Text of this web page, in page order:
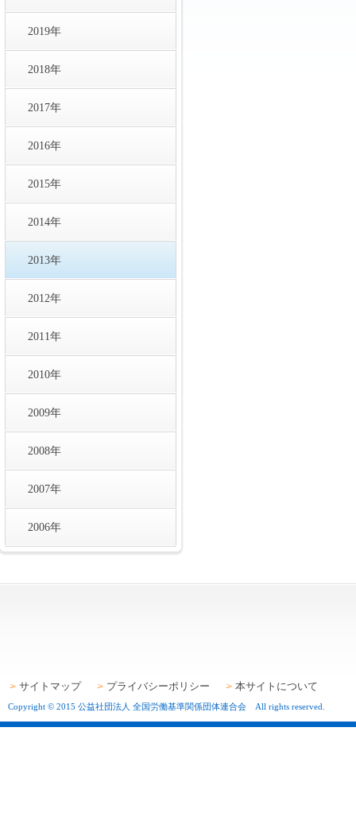
2019年
2018年
2017年
2016年
2015年
2014年
2013年
2012年
2011年
2010年
2009年
2008年
2007年
2006年
サイトマップ プライバシーポリシー 本サイトについて
Copyright © 2015 公益社団法人 全国労働基準関係団体連合会 All rights reserved.